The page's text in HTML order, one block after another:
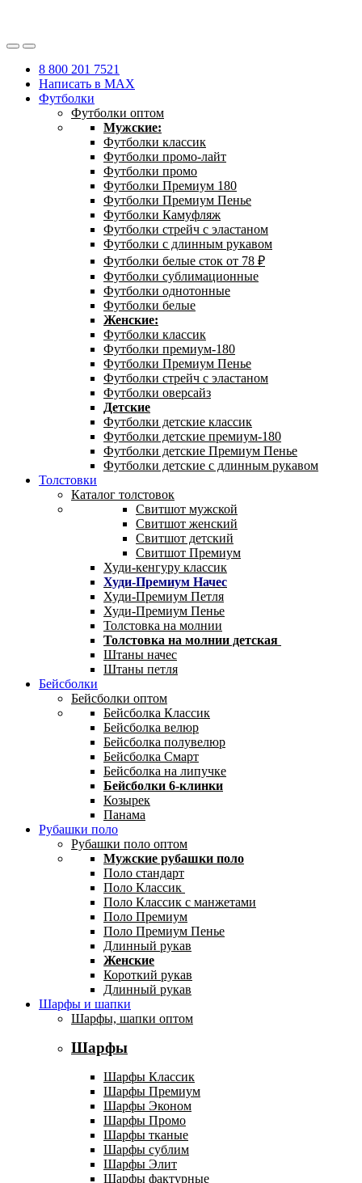
8 800 201 7521
Написать в MAX
Футболки
Футболки оптом
Мужские:
Футболки классик
Футболки промо-лайт
Футболки промо
Футболки Премиум 180
Футболки Премиум Пенье
Футболки Камуфляж
Футболки стрейч с эластаном
Футболки с длинным рукавом
Футболки белые сток от 78 ₽
Футболки сублимационные
Футболки однотонные
Футболки белые
Женские:
Футболки классик
Футболки премиум-180
Футболки Премиум Пенье
Футболки стрейч с эластаном
Футболки оверсайз
Детские
Футболки детские классик
Футболки детские премиум-180
Футболки детские Премиум Пенье
Футболки детские с длинным рукавом
Толстовки
Каталог толстовок
Свитшот мужской
Свитшот женский
Свитшот детский
Свитшот Премиум
Худи-кенгуру классик
Худи-Премиум Начес
Худи-Премиум Петля
Худи-Премиум Пенье
Толстовка на молнии
Толстовка на молнии детская
Штаны начес
Штаны петля
Бейсболки
Бейсболки оптом
Бейсболка Классик
Бейсболка велюр
Бейсболка полувелюр
Бейсболка Смарт
Бейсболка на липучке
Бейсболки 6-клинки
Козырек
Панама
Рубашки поло
Рубашки поло оптом
Мужские рубашки поло
Поло стандарт
Поло Классик
Поло Классик с манжетами
Поло Премиум
Поло Премиум Пенье
Длинный рукав
Женские
Короткий рукав
Длинный рукав
Шарфы и шапки
Шарфы, шапки оптом
Шарфы
Шарфы Классик
Шарфы Премиум
Шарфы Эконом
Шарфы Промо
Шарфы тканые
Шарфы сублим
Шарфы Элит
Шарфы фактурные